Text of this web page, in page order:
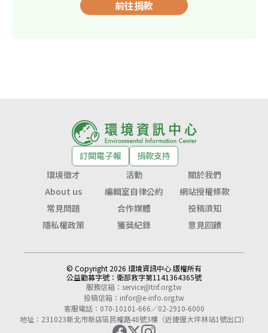
前往捐款
訂閱電子報
捐款支持
環境徵才
活動
關於我們
About us
編輯室自律公約
網站授權條款
常見問題
合作媒體
投稿須知
隱私權政策
獲獎紀錄 意見回饋
© Copyright 2026 環境資訊中心 版權所有
公益勸募字號： 衛部救字第1141364365號
服務信箱： service@tnf.org.tw
投稿信箱： infor@e-info.org.tw
客服電話：070-10101-666／02-2910-6000
地址：231023新北市新店區民權路48號3樓（近捷運大坪林站1號出口）